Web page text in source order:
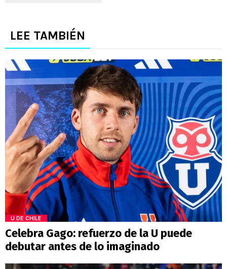
LEE TAMBIÉN
U DE CHILE
Celebra Gago: refuerzo de la U puede
debutar antes de lo imaginado